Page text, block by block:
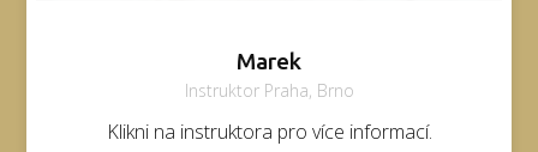
Marek
Instruktor Praha, Brno
Klikni na instruktora pro více informací.